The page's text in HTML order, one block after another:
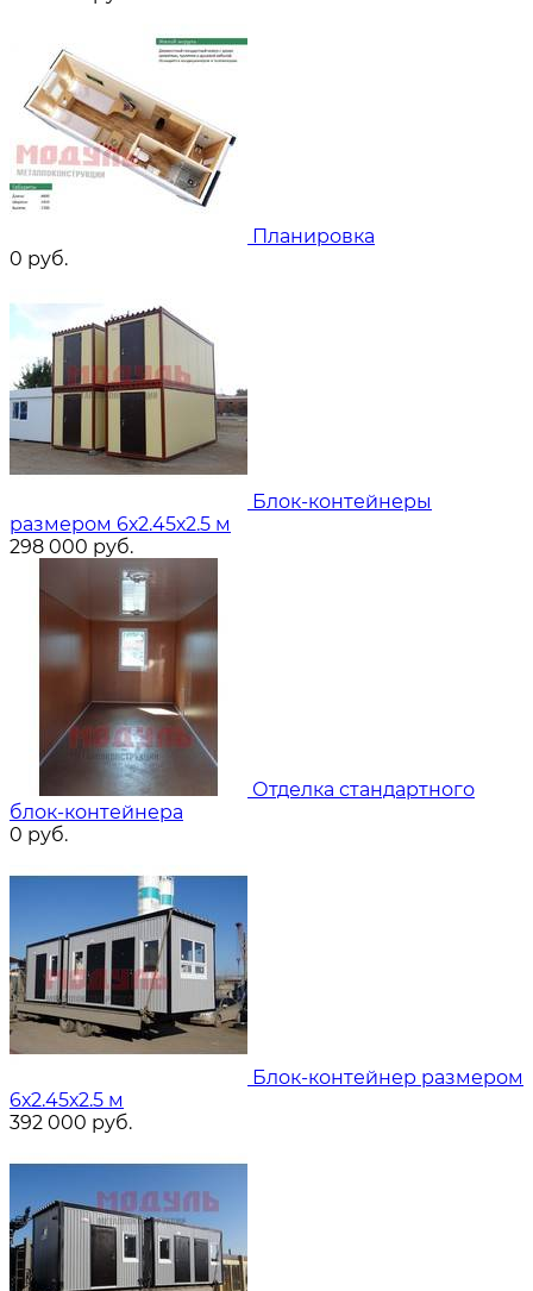
Планировка
0 руб.
Блок-контейнеры
размером 6х2.45х2.5 м
298 000 руб.
Отделка стандартного
блок-контейнера
0 руб.
Блок-контейнер размером
6х2.45х2.5 м
392 000 руб.